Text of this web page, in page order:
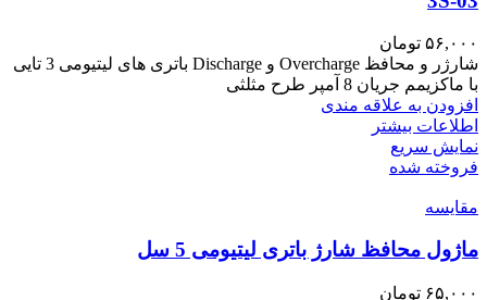
۵۶,۰۰۰ تومان
شارژر و محافظ Overcharge و Discharge باتری های لیتیومی 3 تایی
با ماکزیمم جریان 8 آمپر طرح مثلثی
افزودن به علاقه مندی
اطلاعات بیشتر
نمایش سریع
فروخته شده
مقايسه
ماژول محافظ شارژ باتری لیتیومی 5 سل
۶۵,۰۰۰ تومان